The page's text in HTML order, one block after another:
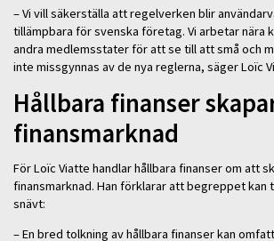
– Vi vill säkerställa att regelverken blir
tillämpbara för svenska företag. Vi arbetar nära
andra medlemsstater för att se till att små och
inte missgynnas av de nya reglerna, säger Loïc
Hållbara finanser
finansmarknad
För Loïc Viatte handlar hållbara finanser om att
finansmarknad. Han förklarar att begreppet kan
snävt:
– En bred tolkning av hållbara finanser kan